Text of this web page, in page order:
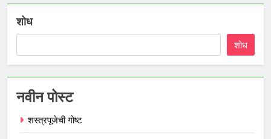
शोध
शोध
नवीन पोस्ट
शस्त्रपूजेची गोष्ट